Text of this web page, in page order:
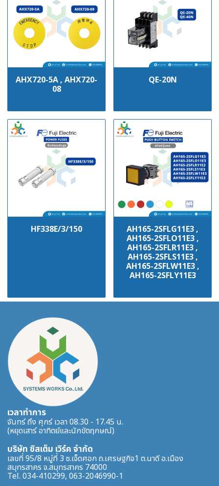
AHX720-5A , AHX720-
08
QE-20N
HF338E/3/150 AH165-2SFLG11E3 ,
AH165-2SFLO11E3 ,
AH165-2SFLR11E3 ,
AH165-2SFLS11E3 ,
AH165-2SFLW11E3 ,
AH165-2SFLY11E3
เวลาทำการ
จันทร์ ถึง ศุกร์ เวลา 08.30 - 17.45 น.
(หยุดเสาร์ อาทิตย์และนักขัตฤกษณ์)
บริษัท ซิสเต็ม เวิร์ค จำกัด
เลขที่ 95/8 หมู่ที่ 3 ซ.เจ็ดศอก ถ.เศรษฐกิจ1 ต.นาดี อ.เมือง
สมุทรสาคร จ.สมุทรสาคร 74000
Tel. 034-410299, 063-2046990-1